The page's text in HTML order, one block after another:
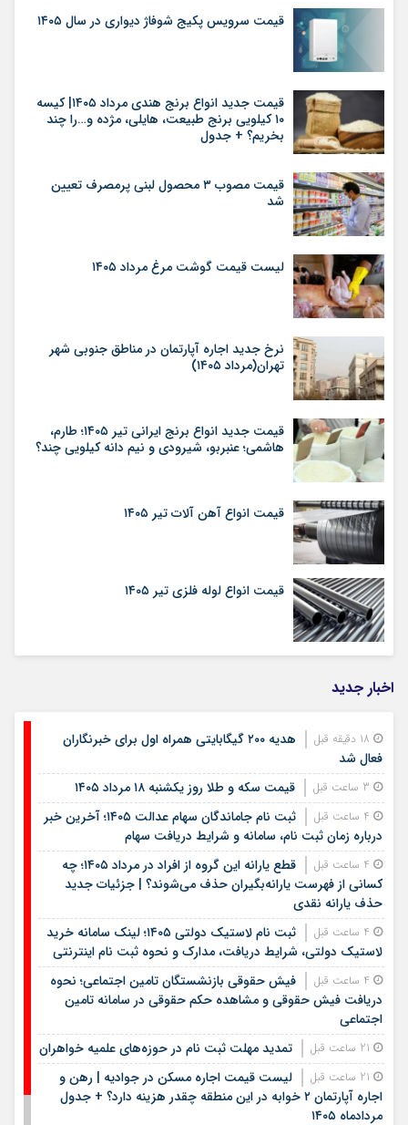
قیمت سرویس پکیج شوفاژ دیواری در سال ۱۴۰۵
قیمت جدید انواع برنج هندی مرداد ۱۴۰۵| کیسه
۱۰ کیلویی برنج طبیعت، هایلی، مژده و…را چند
بخریم؟ + جدول
قیمت مصوب ۳ محصول لبنی پرمصرف تعیین
شد
لیست قیمت گوشت مرغ مرداد ۱۴۰۵
نرخ جدید اجاره آپارتمان در مناطق جنوبی شهر
تهران(مرداد ۱۴۰۵)
قیمت جدید انواع برنج ایرانی تیر ۱۴۰۵؛ طارم،
هاشمی؛ عنبربو، شیرودی و نیم دانه کیلویی چند؟
قیمت انواع آهن آلات تیر ۱۴۰۵
قیمت انواع لوله فلزی تیر ۱۴۰۵
اخبار جدید
هدیه ۲۰۰ گیگابایتی همراه اول برای خبرنگاران
فعال شد
قیمت سکه و طلا روز یکشنبه ۱۸ مرداد ۱۴۰۵
ثبت نام جاماندگان سهام عدالت ۱۴۰۵؛ آخرین خبر
درباره زمان ثبت نام، سامانه و شرایط دریافت سهام
قطع یارانه این گروه از افراد در مرداد ۱۴۰۵؛ چه
کسانی از فهرست یارانه‌بگیران حذف می‌شوند؟ | جزئیات جدید
حذف یارانه نقدی
ثبت نام لاستیک دولتی ۱۴۰۵؛ لینک سامانه خرید
لاستیک دولتی، شرایط دریافت، مدارک و نحوه ثبت نام اینترنتی
فیش حقوقی بازنشستگان تامین اجتماعی؛ نحوه
دریافت فیش حقوقی و مشاهده حکم حقوقی در سامانه تامین
اجتماعی
تمدید مهلت ثبت نام در حوزه‌های علمیه خواهران
لیست قیمت اجاره مسکن در جوادیه | رهن و
اجاره آپارتمان ۲ خوابه در این منطقه چقدر هزینه دارد؟ + جدول
مردادماه ۱۴۰۵